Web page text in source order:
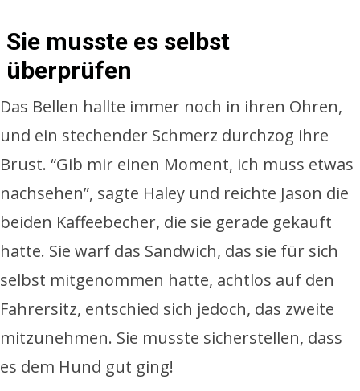
Sie musste es selbst
überprüfen
Das Bellen hallte immer noch in ihren Ohren,
und ein stechender Schmerz durchzog ihre
Brust. “Gib mir einen Moment, ich muss etwas
nachsehen”, sagte Haley und reichte Jason die
beiden Kaffeebecher, die sie gerade gekauft
hatte. Sie warf das Sandwich, das sie für sich
selbst mitgenommen hatte, achtlos auf den
Fahrersitz, entschied sich jedoch, das zweite
mitzunehmen. Sie musste sicherstellen, dass
es dem Hund gut ging!